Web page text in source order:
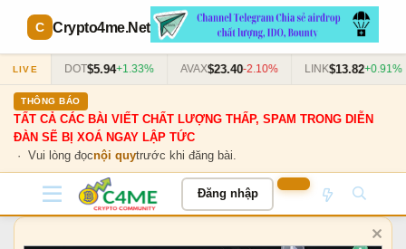
Crypto4me.Net
LIVE DOT$5.94+1.33% AVAX$23.40-2.10% LINK$13.82+0.91%
THÔNG BÁO
TẤT CẢ CÁC BÀI VIẾT CHẤT LƯỢNG THẤP, SPAM TRONG DIỄN
ĐÀN SẼ BỊ XOÁ NGAY LẬP TỨC
· Vui lòng đọcnội quytrước khi đăng bài.
Đăng nhập